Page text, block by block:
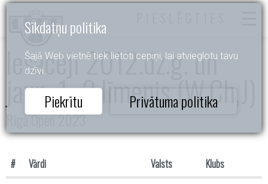
Sīkdatņu politika
Šajā Web vietnē tiek lietoti cepiņi, lai atvieglotu tavu
dzīvi.
Piekrītu Privātuma politika
Iesācēji 2012.dz.g. un
jaun. 1.-2.līmenis (W,Ch,J)
Riga Open 2023
# Vārdi Valsts Klubs